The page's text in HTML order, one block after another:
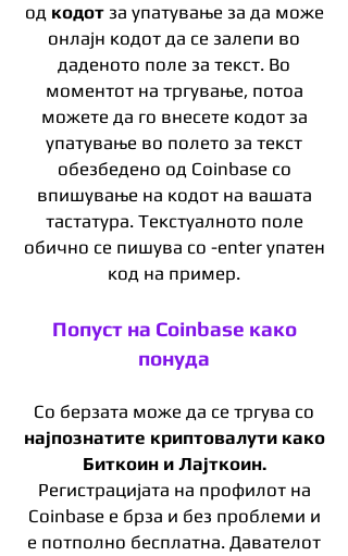
од кодотза упатување за да може
онлајн кодот да се залепи во
даденото поле за текст. Во
моментот на тргување, потоа
можете да го внесете кодот за
упатување во полето за текст
обезбедено од Coinbase со
впишување на кодот на вашата
тастатура. Текстуалното поле
обично се пишува со -enter упатен
код на пример.
Попуст на Coinbase како
понуда
Со берзата може да се тргува со
најпознатите криптовалути како
Биткоин и Лајткоин.
Регистрацијата на профилот на
Coinbase е брза и без проблеми и
е потполно бесплатна. Давателот